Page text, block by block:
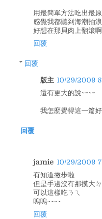
用最簡單方法吃出最
感覺我都聽到海潮拍
好想在那貝肉上翻滾啊
回覆
回覆
版主 10/29/2009
還有更大的說~~~~
我怎麼覺得這一篇
回覆
jamie 10/29/2009
有知道撇步啦
但是手邊沒有那摸大
可以這樣吃ㄋㄟ
嗚嗚~~~~
回覆